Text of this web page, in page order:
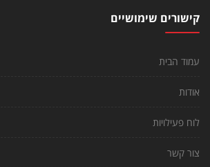
קישורים שימושיים
עמוד הבית
אודות
לוח פעילויות
צור קשר